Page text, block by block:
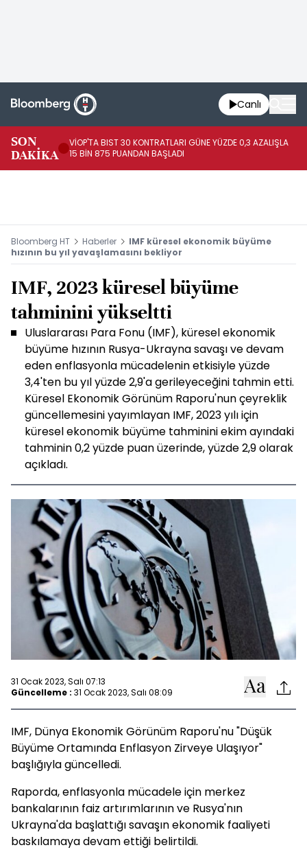
Canlı
SON
DAKİKA
VİOP'TA BIST 30 KONTRATLARI GÜNE YÜZDE 0,3 AZALIŞLA
15 BİN 875 PUANDAN BAŞLADI
Bloomberg HT Haberler
IMF küresel ekonomik büyüme
hızının bu yıl yavaşlamasını bekliyor
IMF, 2023 küresel büyüme
tahminini yükseltti
Uluslararası Para Fonu (IMF), küresel ekonomik
büyüme hızının Rusya-Ukrayna savaşı ve devam
eden enflasyonla mücadelenin etkisiyle yüzde
3,4'ten bu yıl yüzde 2,9'a gerileyeceğini tahmin etti.
Küresel Ekonomik Görünüm Raporu'nun çeyreklik
güncellemesini yayımlayan IMF, 2023 yılı için
küresel ekonomik büyüme tahminini ekim ayındaki
tahminin 0,2 yüzde puan üzerinde, yüzde 2,9 olarak
açıkladı.
31 Ocak 2023, Salı 07:13
Güncelleme : 31 Ocak 2023, Salı 08:09
IMF, Dünya Ekonomik Görünüm Raporu'nu "Düşük
Büyüme Ortamında Enflasyon Zirveye Ulaşıyor"
başlığıyla güncelledi.
Raporda, enflasyonla mücadele için merkez
bankalarının faiz artırımlarının ve Rusya'nın
Ukrayna'da başlattığı savaşın ekonomik faaliyeti
baskılamaya devam ettiği belirtildi.